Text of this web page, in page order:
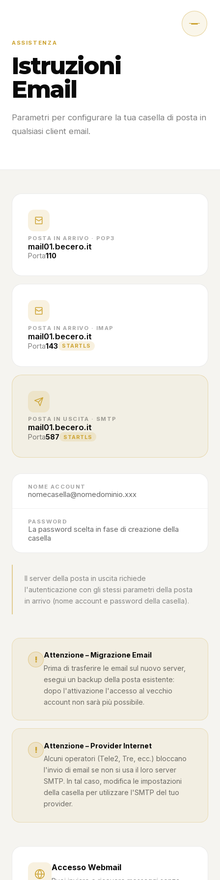
Contatti
Apri un Ticket
Istruzione Mail
Lavora con Noi
ASSISTENZA
Istruzioni
Email
Parametri per configurare la tua casella di posta in
qualsiasi client email.
POSTA IN ARRIVO · POP3
mail01.becero.it
Porta110
POSTA IN ARRIVO · IMAP
mail01.becero.it
Porta143 STARTLS
POSTA IN USCITA · SMTP
mail01.becero.it
Porta587 STARTLS
NOME ACCOUNT
nomecasella@nomedominio.xxx
PASSWORD
La password scelta in fase di creazione della
casella
Il server della posta in uscita richiede
l'autenticazione con gli stessi parametri della posta
in arrivo (nome account e password della casella).
!
Attenzione – Migrazione Email
Prima di trasferire le email sul nuovo server,
esegui un backup della posta esistente:
dopo l'attivazione l'accesso al vecchio
account non sarà più possibile.
!
Attenzione – Provider Internet
Alcuni operatori (Tele2, Tre, ecc.) bloccano
l'invio di email se non si usa il loro server
SMTP. In tal caso, modifica le impostazioni
della casella per utilizzare l'SMTP del tuo
provider.
Accesso Webmail